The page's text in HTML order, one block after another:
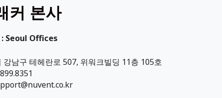
커 본사
: Seoul Offices
강남구 테헤란로 507, 위워크빌딩 11층 105호